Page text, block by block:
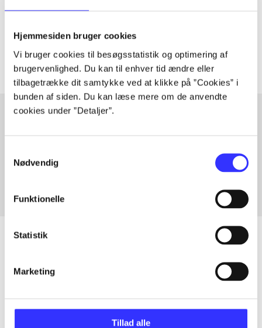
Hjemmesiden bruger cookies
Vi bruger cookies til besøgsstatistik og optimering af
brugervenlighed. Du kan til enhver tid ændre eller
tilbagetrække dit samtykke ved at klikke på ”Cookies” i
bunden af siden. Du kan læse mere om de anvendte
cookies under ”Detaljer”.
Nødvendig
Funktionelle
Statistik
Marketing
Tillad alle
Artiklerne i handler ofte om
Fra
Artikler